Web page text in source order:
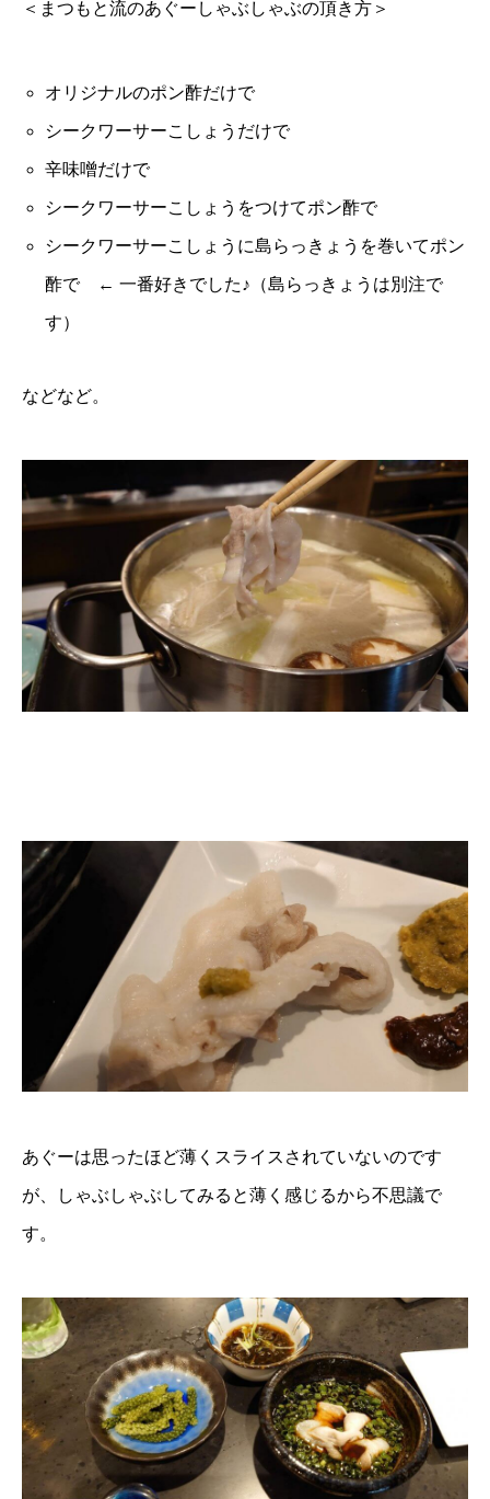
＜まつもと流のあぐーしゃぶしゃぶの頂き方＞
オリジナルのポン酢だけで
シークワーサーこしょうだけで
辛味噌だけで
シークワーサーこしょうをつけてポン酢で
シークワーサーこしょうに島らっきょうを巻いてポン
酢で ← 一番好きでした♪（島らっきょうは別注で
す）
などなど。
あぐーは思ったほど薄くスライスされていないのです
が、しゃぶしゃぶしてみると薄く感じるから不思議で
す。